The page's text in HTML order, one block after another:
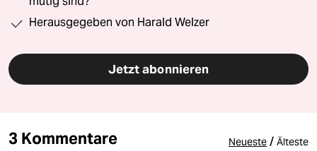
Herausgegeben von Harald Welzer
Jetzt abonnieren
3 Kommentare Neueste / Älteste